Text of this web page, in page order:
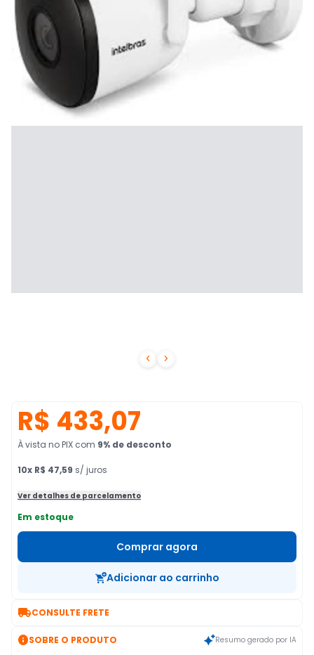
 
R$ 433,07
À vista no PIX com 9% de desconto
10x R$ 47,59 s/ juros
Ver detalhes de parcelamento
Em estoque
Comprar agora
Adicionar ao carrinho
CONSULTE FRETE
SOBRE O PRODUTO Resumo gerado por IA